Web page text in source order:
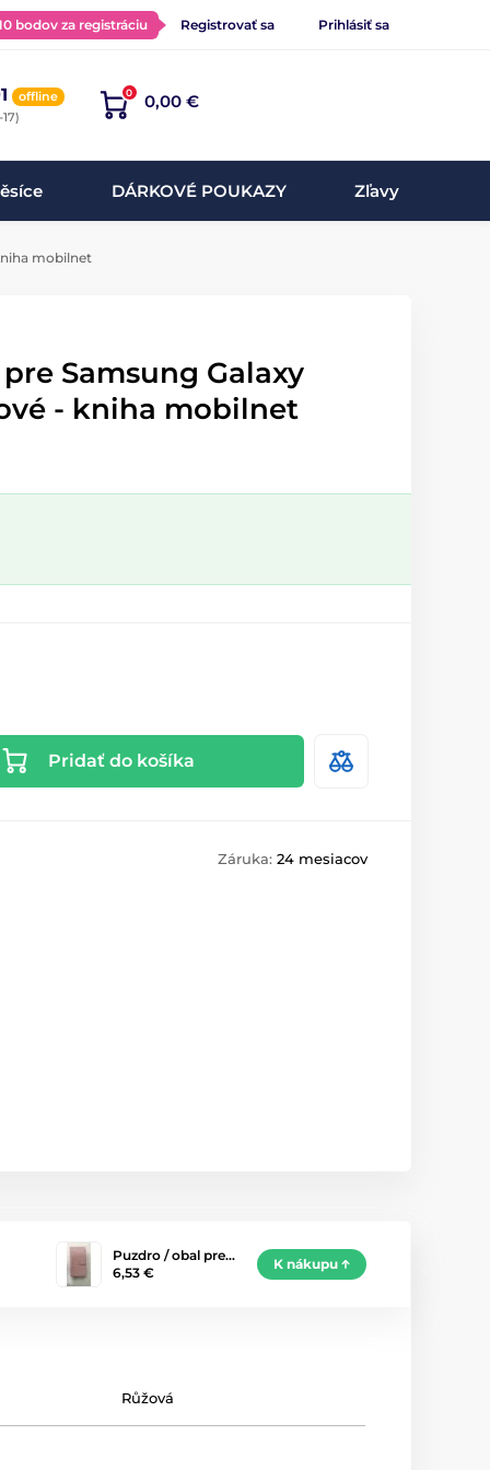
bodov za registráciu Registrovať sa Prihlásiť sa
offline 0 0,00 €
DÁRKOVÉ POUKAZY Zľavy
mobilnet
Samsung Galaxy
- kniha mobilnet
Pridať do košíka
Záruka: 24 mesiacov
Puzdro / obal pre…
6,53 €
K nákupu
Růžová